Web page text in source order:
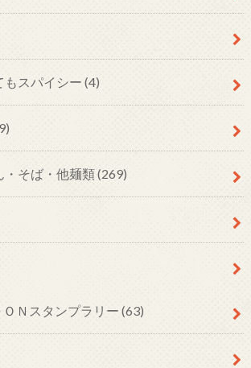
もスパイシー (4)
・そば・他麺類(269)
Ｎスタンプラリー (63)